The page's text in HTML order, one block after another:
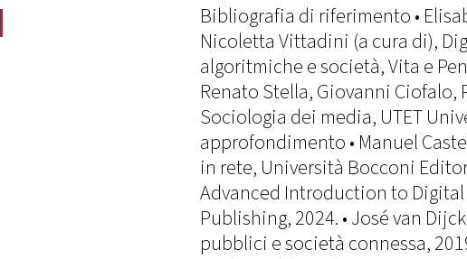
Bibliografia di riferimento •
Nicoletta Vittadini (a cura di),
algoritmiche e società, Vita e
Renato Stella, Giovanni Ciofalo,
Sociologia dei media, UTET
approfondimento • Manuel
in rete, Università Bocconi
Advanced Introduction to
Publishing, 2024. • José van
pubblici e società connessa,